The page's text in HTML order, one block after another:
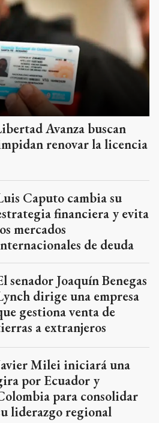
Avanza buscan
renovar la licencia
Caputo cambia su
financiera y evita
mercados
de deuda
senador Joaquín Benegas
dirige una empresa
gestiona venta de
a extranjeros
Milei iniciará una
por Ecuador y
para consolidar
liderazgo regional